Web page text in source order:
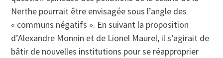
Nerthe pourrait être envisagée sous l’angle des
« communs négatifs ». En suivant la proposition
d’Alexandre Monnin et de Lionel Maurel, il s’agirait de
bâtir de nouvelles institutions pour se réapproprier